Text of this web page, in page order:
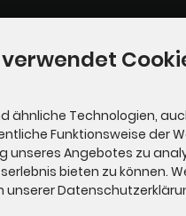
ähnliche Technologien,
Funktionsweise der
unseres Angebotes zu
bieten zu können.
unserer